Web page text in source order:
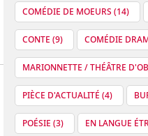
COMÉDIE DE MOEURS (14)
CONTE (9) COMÉDIE
MARIONNETTE / THÉÂTRE
PIÈCE D'ACTUALITÉ (4)
POÉSIE (3) EN LANGUE